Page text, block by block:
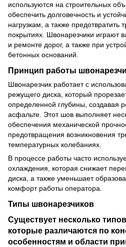
используются на строительных
обеспечить долговечность и
нагрузкам, а также предотвратить
покрытиях. Швонарезчики играют
и ремонте дорог, а также при
бетонных оснований.
Принцип работы
Швонарезчик работает с
режущего диска, который
определенной глубины, создавая
асфальте. Этот шов выполняет
обеспечения механической
предотвращения возникновения
температурных колебаниях.
В процессе работы часто
охлаждения, которая снижает
диска, а также уменьшает
комфорт работы оператора.
Типы швонарезчиков
Существует несколько
которые различаются по
особенностям и области